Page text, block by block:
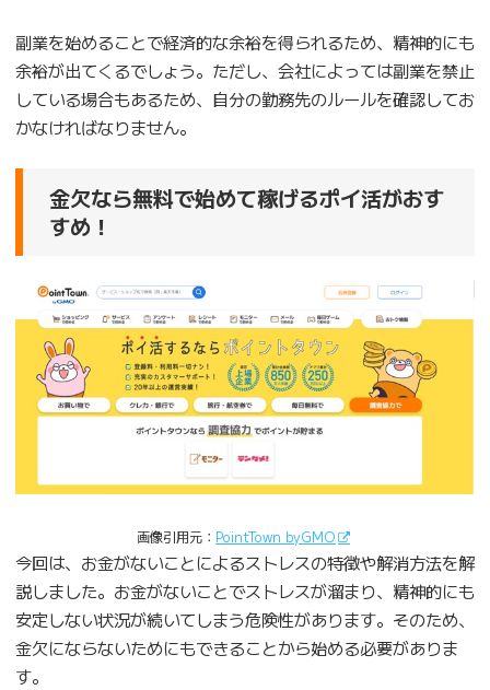
副業を始めることで経済的な余裕を得られるため、精神的にも
余裕が出てくるでしょう。ただし、会社によっては副業を禁止
している場合もあるため、自分の勤務先のルールを確認してお
かなければなりません。
金欠なら無料で始めて稼げるポイ活がおす
すめ！
画像引用元： PointTown byGMO
今回は、お金がないことによるストレスの特徴や解消方法を解
説しました。お金がないことでストレスが溜まり、精神的にも
安定しない状況が続いてしまう危険性があります。そのため、
金欠にならないためにもできることから始める必要がありま
す。